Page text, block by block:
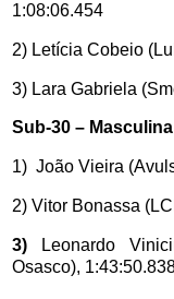
1:08:06.454
2) Letícia Cobeio
3) Lara Gabriela
Sub-30 –
1) João Vieira
2) Vitor Bonassa
3)
Leonardo
Osasco),